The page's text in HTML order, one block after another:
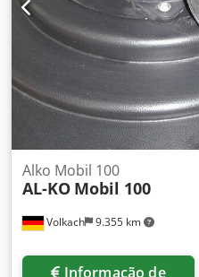
175 kg + Cabo de 5 m com
estrangulamento
Volkach 9.355 km
Alko Mobil 100
AL-KO Mobil 100